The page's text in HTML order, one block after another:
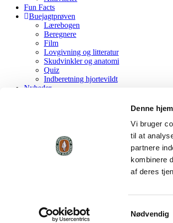
Denne
Vi bruger
til at
partnere
kombinere
af deres
Nødvendig
Fun Facts
Buejagtprøven
Lærebogen
Beregnere
Film
Lovgivning og litteratur
Skudvinkler og anatomi
Quiz
Indberetning hjortevildt
Nyheder
Værdigrundlag
Forretningsorden
Lokalforeninger og Grupper
Standardvedtægter, lokalforening
Indmeldelse
Tilmeld betalingsservice